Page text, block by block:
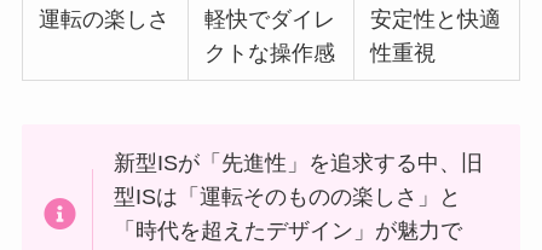
運転の楽しさ
軽快でダイレ
クトな操作感
安定性と快適
性重視
新型ISが「先進性」を追求する中、旧
型ISは「運転そのものの楽しさ」と
「時代を超えたデザイン」が魅力で